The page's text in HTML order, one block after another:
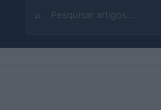
⌕
Buscar